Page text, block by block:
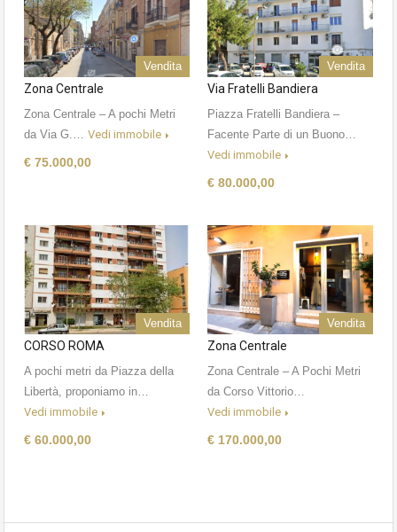
Vendita
Zona Centrale
Zona Centrale – A pochi Metri
da Via G.… Vedi immobile
€ 75.000,00
Vendita
Via Fratelli Bandiera
Piazza Fratelli Bandiera –
Facente Parte di un Buono…
Vedi immobile
€ 80.000,00
Vendita
CORSO ROMA
A pochi metri da Piazza della
Libertà, proponiamo in…
Vedi immobile
€ 60.000,00
Vendita
Zona Centrale
Zona Centrale – A Pochi Metri
da Corso Vittorio…
Vedi immobile
€ 170.000,00